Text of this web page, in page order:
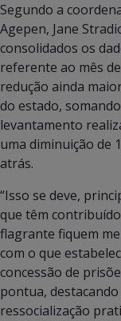
Segundo a
Agepen, Jane
consolidados os
referente ao mês
redução ainda
do estado,
levantamento
uma diminuição de
atrás.
“Isso se deve,
que têm
flagrante fiquem
com o que
concessão de
pontua,
ressocialização